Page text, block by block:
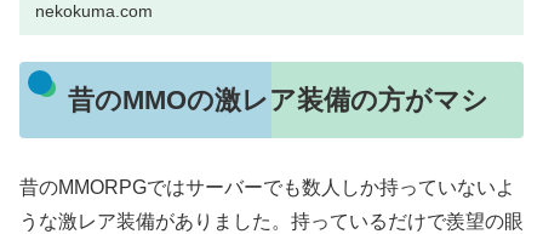
nekokuma.com
昔のMMOの激レア装備の方がマシ
昔のMMORPGではサーバーでも数人しか持っていないよ
うな激レア装備がありました。持っているだけで羨望の眼